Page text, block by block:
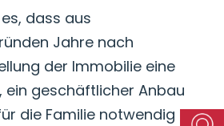
dass aus
Jahre nach
der Immobilie eine
ein geschäftlicher Anbau
die Familie notwendig